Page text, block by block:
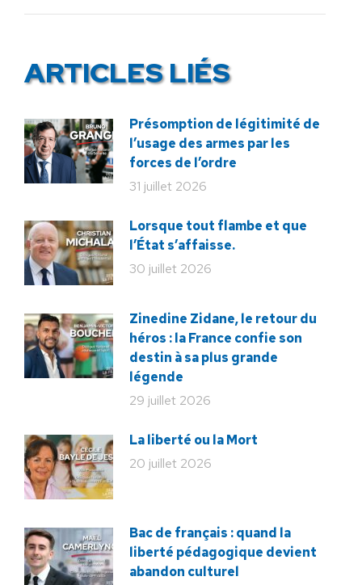
ARTICLES LIÉS
Présomption de légitimité de
l’usage des armes par les
forces de l’ordre
31 juillet 2026
Lorsque tout flambe et que
l’État s’affaisse.
30 juillet 2026
Zinedine Zidane, le retour du
héros : la France confie son
destin à sa plus grande
légende
29 juillet 2026
La liberté ou la Mort
20 juillet 2026
Bac de français : quand la
liberté pédagogique devient
abandon culturel